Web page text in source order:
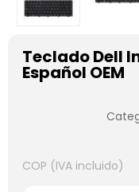
Teclado Dell
Español OEM
COP (IVA incluido)